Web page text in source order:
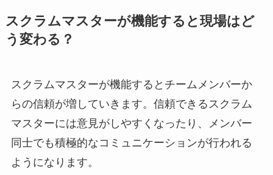
スクラムマスターが機能すると現場はど
う変わる？
スクラムマスターが機能するとチームメンバーか
らの信頼が増していきます。信頼できるスクラム
マスターには意見がしやすくなったり、メンバー
同士でも積極的なコミュニケーションが行われる
ようになります。